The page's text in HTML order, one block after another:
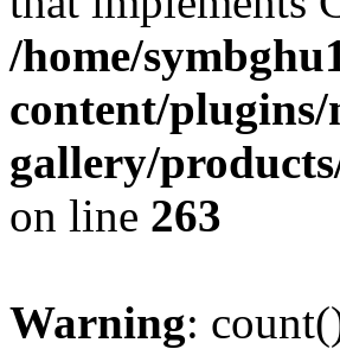
/home/
content/plugins/
gallery/
on line 263
Warning: